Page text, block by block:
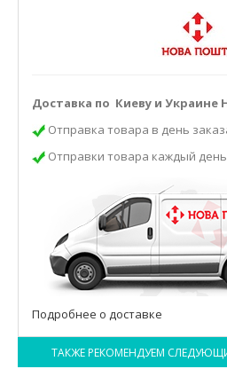
Доставка по Киеву и Украине
Отправка товара в день
Отправки товара каждый
Подробнее о доставке
ТАКЖЕ РЕКОМЕНДУЕМ